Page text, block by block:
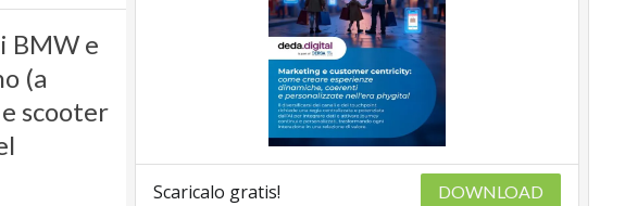
BMW e
(a
scooter
Scaricalo gratis! DOWNLOAD